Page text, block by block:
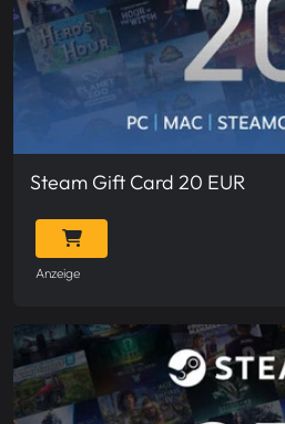
Steam Gift Card 20 EUR
Anzeige